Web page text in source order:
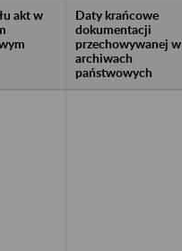
akt w
Daty krańcowe
dokumentacji
przechowywanej w
archiwach
państwowych